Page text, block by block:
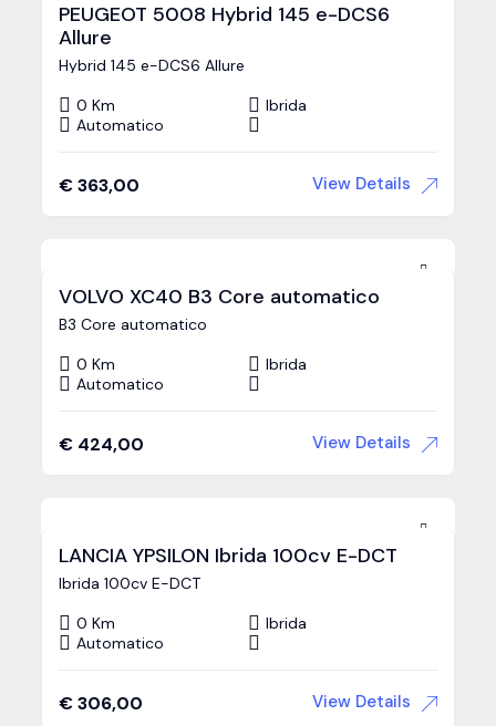
PEUGEOT 5008 Hybrid 145 e-DCS6
Allure
Hybrid 145 e-DCS6 Allure
0 Km
Ibrida
Automatico
€ 363,00 View Details
VOLVO XC40 B3 Core automatico
B3 Core automatico
0 Km
Ibrida
Automatico
€ 424,00 View Details
LANCIA YPSILON Ibrida 100cv E-DCT
Ibrida 100cv E-DCT
0 Km
Ibrida
Automatico
€ 306,00 View Details